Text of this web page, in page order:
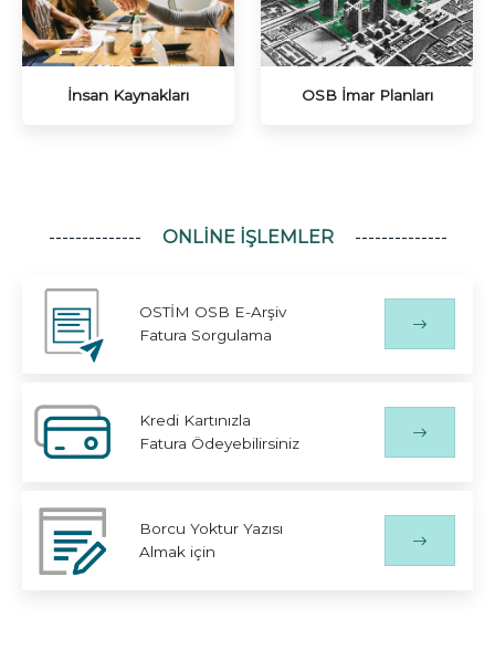
İnsan Kaynakları OSB İmar Planları
ONLINE İŞLEMLER
OSTİM OSB E-Arşiv
Fatura Sorgulama
Kredi Kartınızla
Fatura Ödeyebilirsiniz
Borcu Yoktur Yazısı
Almak için